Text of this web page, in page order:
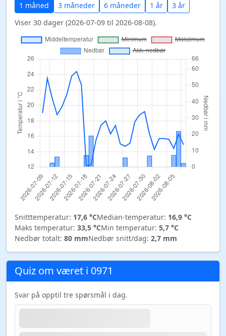
1 måned 3 måneder 6 måneder 1 år
3 år
Viser 30 dager (2026-07-09 til 2026-08-08).
Snitttemperatur: 17,6 °CMedian-temperatur: 16,9 °C
Maks temperatur: 33,5 °CMin temperatur: 5,7 °C
Nedbør totalt: 80 mmNedbør snitt/dag: 2,7 mm
Quiz om været i 0971
Svar på opptil tre spørsmål i dag.